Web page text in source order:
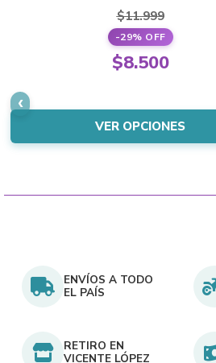
$11.999
-29% OFF
Original
$11.999.
$8.500
price
is:
$8.500.
VER OPCIONES
has
multiple
variants.
The
may
be
chosen
the
ENVÍOS A TODO
EL PAÍS
RETIRO EN
VICENTE LÓPEZ